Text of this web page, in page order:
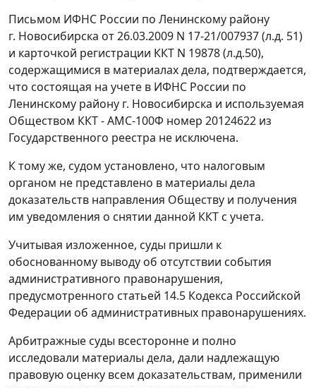
Письмом ИФНС России по Ленинскому району
г. Новосибирска от 26.03.2009 N 17-21/007937 (л.д. 51)
и карточкой регистрации ККТ N 19878 (л.д.50),
содержащимися в материалах дела, подтверждается,
что состоящая на учете в ИФНС России по
Ленинскому району г. Новосибирска и используемая
Обществом ККТ - АМС-100Ф номер 20124622 из
Государственного реестра не исключена.
К тому же, судом установлено, что налоговым
органом не представлено в материалы дела
доказательств направления Обществу и получения
им уведомления о снятии данной ККТ с учета.
Учитывая изложенное, суды пришли к
обоснованному выводу об отсутствии события
административного правонарушения,
предусмотренного статьей 14.5 Кодекса Российской
Федерации об административных правонарушениях.
Арбитражные суды всесторонне и полно
исследовали материалы дела, дали надлежащую
правовую оценку всем доказательствам, применили